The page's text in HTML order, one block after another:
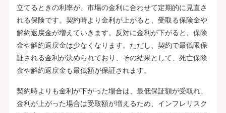
立てるときの利率が、市場の金利に合わせて定期的に見直さ
れる保険です。契約時より金利が上がると、受取る保険金や
解約返戻金が増えていきます。反対に金利が下がると、保険
金や解約返戻金は少なくなります。ただし、契約で最低限保
証される金利が決められており、その結果として、死亡保険
金や解約返戻金も最低額が保証されます。
契約時よりも金利が下がった場合は、最低保証額が受取れ、
金利が上がった場合は受取額が増えるため、インフレリスク